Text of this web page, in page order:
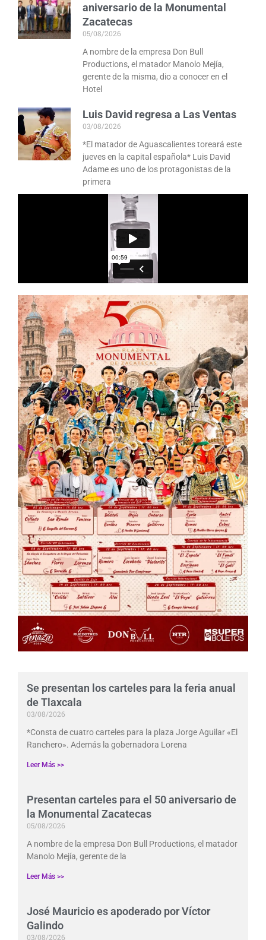
Se presentan los carteles para la feria anual
de Tlaxcala
03/08/2026
*Consta de cuatro carteles para la plaza Jorge Aguilar «El
Ranchero». Además la gobernadora Lorena
Leer Más >>
Presentan carteles para el 50 aniversario de
la Monumental Zacatecas
05/08/2026
A nombre de la empresa Don Bull Productions, el matador
Manolo Mejía, gerente de la
Leer Más >>
José Mauricio es apoderado por Víctor
Galindo
03/08/2026
aniversario de la Monumental
Zacatecas
05/08/2026
A nombre de la empresa Don Bull
Productions, el matador Manolo Mejía,
gerente de la misma, dio a conocer en el
Hotel
Luis David regresa a Las Ventas
03/08/2026
*El matador de Aguascalientes toreará este
jueves en la capital española* Luis David
Adame es uno de los protagonistas de la
primera